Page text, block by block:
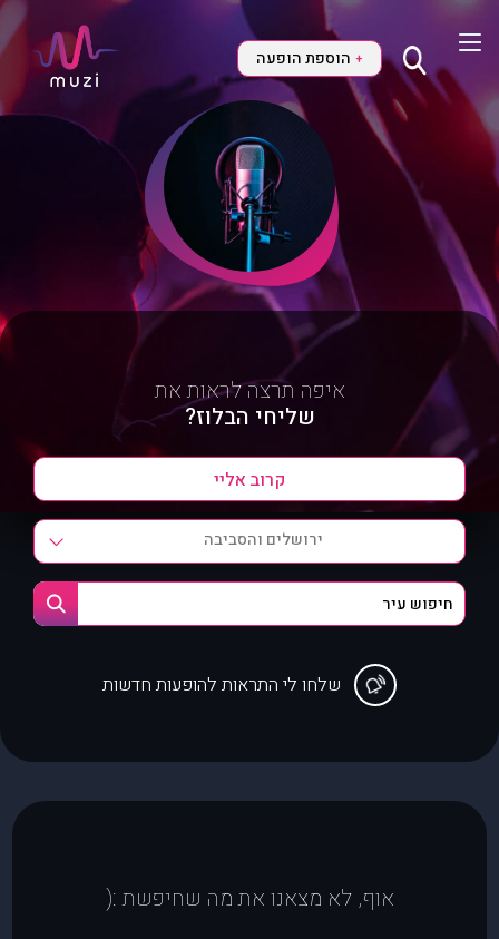
+ הוספת הופעה
איפה תרצה לראות את
שליחי הבלוז?
ירושלים והסביבה
שלחו לי התראות להופעות חדשות
אוף, לא מצאנו את מה שחיפשת :(